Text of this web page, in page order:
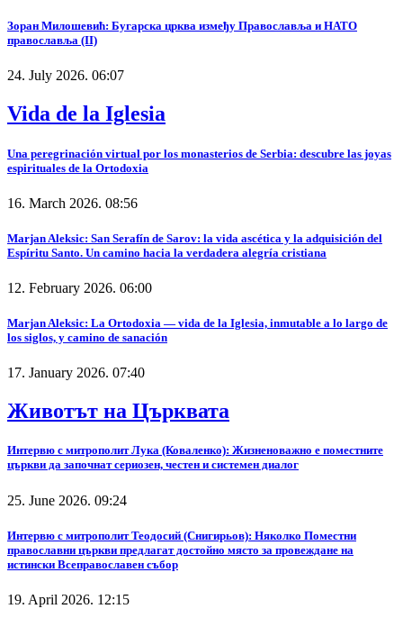
Зоран Милошевић: Бугарска црква између Православља и НАТО
православља (II)
24. July 2026. 06:07
Vida de la Iglesia
Una peregrinación virtual por los monasterios de Serbia: descubre las joyas
espirituales de la Ortodoxia
16. March 2026. 08:56
Marjan Aleksic: San Serafín de Sarov: la vida ascética y la adquisición del
Espíritu Santo. Un camino hacia la verdadera alegría cristiana
12. February 2026. 06:00
Marjan Aleksic: La Ortodoxia — vida de la Iglesia, inmutable a lo largo de
los siglos, y camino de sanación
17. January 2026. 07:40
Животът на Църквата
Интервю с митрополит Лука (Коваленко): Жизненоважно е поместните
църкви да започнат сериозен, честен и системен диалог
25. June 2026. 09:24
Интервю с митрополит Теодосий (Снигирьов): Няколко Поместни
православни църкви предлагат достойно място за провеждане на
истински Всеправославен събор
19. April 2026. 12:15